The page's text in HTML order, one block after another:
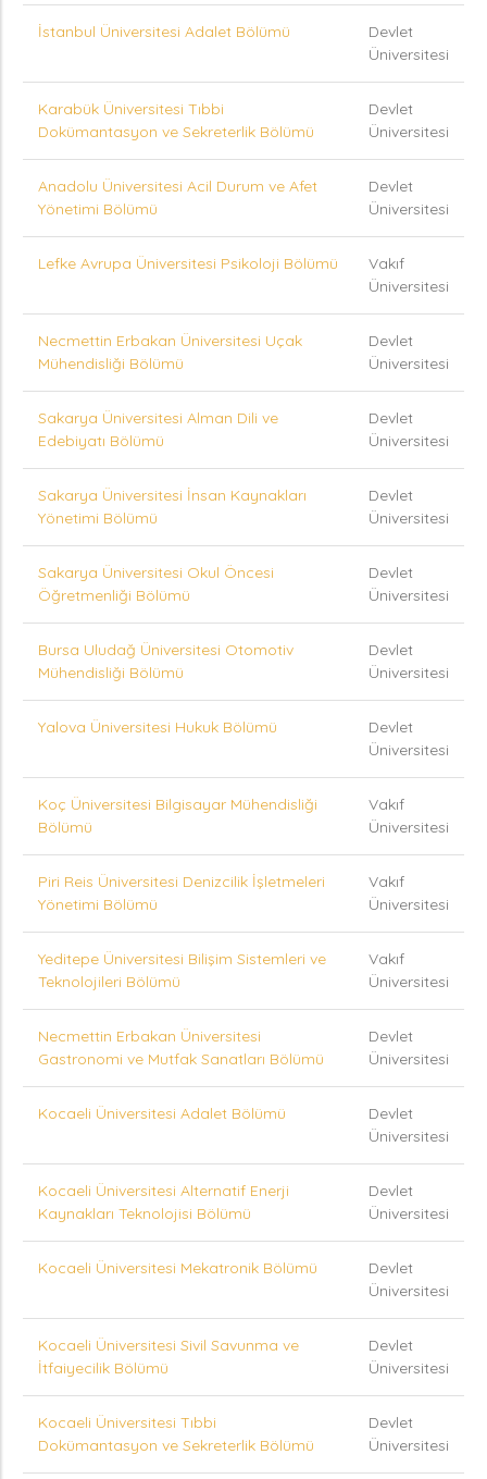
İstanbul Üniversitesi Adalet Bölümü
Devlet
Üniversitesi
Karabük Üniversitesi Tıbbi
Dokümantasyon ve Sekreterlik Bölümü
Devlet
Üniversitesi
Anadolu Üniversitesi Acil Durum ve Afet
Yönetimi Bölümü
Devlet
Üniversitesi
Lefke Avrupa Üniversitesi Psikoloji Bölümü
Vakıf
Üniversitesi
Necmettin Erbakan Üniversitesi Uçak
Mühendisliği Bölümü
Devlet
Üniversitesi
Sakarya Üniversitesi Alman Dili ve
Edebiyatı Bölümü
Devlet
Üniversitesi
Sakarya Üniversitesi İnsan Kaynakları
Yönetimi Bölümü
Devlet
Üniversitesi
Sakarya Üniversitesi Okul Öncesi
Öğretmenliği Bölümü
Devlet
Üniversitesi
Bursa Uludağ Üniversitesi Otomotiv
Mühendisliği Bölümü
Devlet
Üniversitesi
Yalova Üniversitesi Hukuk Bölümü
Devlet
Üniversitesi
Koç Üniversitesi Bilgisayar Mühendisliği
Bölümü
Vakıf
Üniversitesi
Piri Reis Üniversitesi Denizcilik İşletmeleri
Yönetimi Bölümü
Vakıf
Üniversitesi
Yeditepe Üniversitesi Bilişim Sistemleri ve
Teknolojileri Bölümü
Vakıf
Üniversitesi
Necmettin Erbakan Üniversitesi
Gastronomi ve Mutfak Sanatları Bölümü
Devlet
Üniversitesi
Kocaeli Üniversitesi Adalet Bölümü
Devlet
Üniversitesi
Kocaeli Üniversitesi Alternatif Enerji
Kaynakları Teknolojisi Bölümü
Devlet
Üniversitesi
Kocaeli Üniversitesi Mekatronik Bölümü
Devlet
Üniversitesi
Kocaeli Üniversitesi Sivil Savunma ve
İtfaiyecilik Bölümü
Devlet
Üniversitesi
Kocaeli Üniversitesi Tıbbi
Dokümantasyon ve Sekreterlik Bölümü
Devlet
Üniversitesi